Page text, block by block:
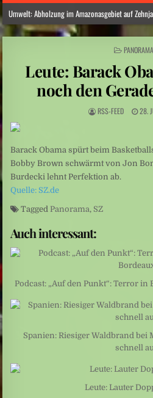
Umwelt: Abholzung im Amazonasgebiet auf
Nordamerika: Westkanadische Provinz ruft
Norwegen: Deutscher Reisebus in Norwegen
Italien: Waldbrand am Gardasee: Mehr als 200
Schüleraustausch: Plötzlich verschwand
POSTED
PANORAMA
Leute: Barack
noch den
RSS-FEED 28.
Barack Obama spürt beim
Bobby Brown schwärmt von Jon
Burdecki lehnt Perfektion ab.
Quelle: SZ.de
Tagged Panorama, SZ
Auch interessant:
Podcast: „Auf den Punkt“: Terror
Spanien: Riesiger Waldbrand bei
schnell
Leute: Lauter